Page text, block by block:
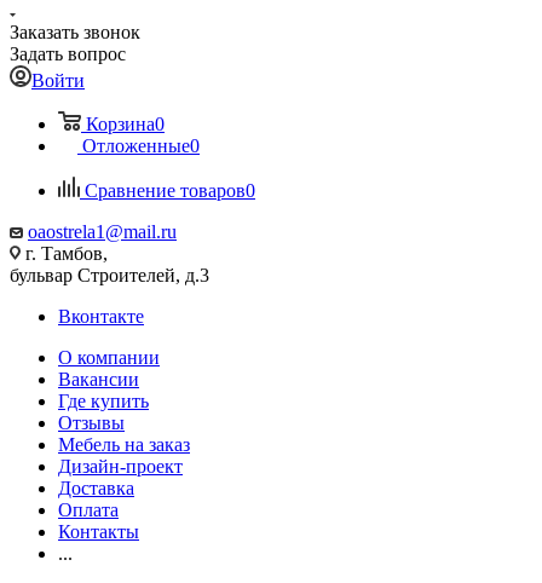
Заказать звонок
Задать вопрос
Войти
Корзина0
Отложенные0
Сравнение товаров0
oaostrela1@mail.ru
г. Тамбов,
бульвар Строителей, д.3
Вконтакте
О компании
Вакансии
Где купить
Отзывы
Мебель на заказ
Дизайн-проект
Доставка
Оплата
Контакты
...